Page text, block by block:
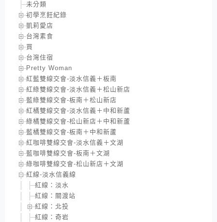
未分類
初學烹飪紀錄
凱莉愛店
台灣素食
買
台灣住宿
Pretty Woman
紅藍雙線交會-淡水信義＋板南
紅綠雙線交會-淡水信義＋松山新店
藍綠雙線交會-板南＋松山新店
紅橘雙線交會-淡水信義＋中和新蘆
綠橘雙線交會-松山新店＋中和新蘆
藍橘雙線交會-板南＋中和新蘆
紅咖啡雙線交會-淡水信義＋文湖
藍咖啡雙線交會-板南＋文湖
綠咖啡雙線交會-松山新店＋文湖
紅線-淡水信義線
紅線：淡水
紅線：關渡站
紅線：北投
紅線：奇岩